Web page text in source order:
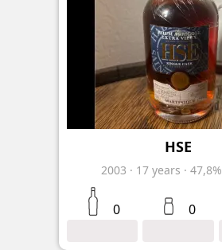
HSE
2003 · 17 years · 47,8%
0 0